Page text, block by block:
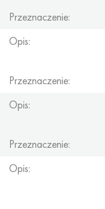
Przeznaczenie:
Opis:
Przeznaczenie:
Opis:
Przeznaczenie:
Opis: